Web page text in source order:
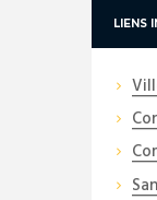
LIENS